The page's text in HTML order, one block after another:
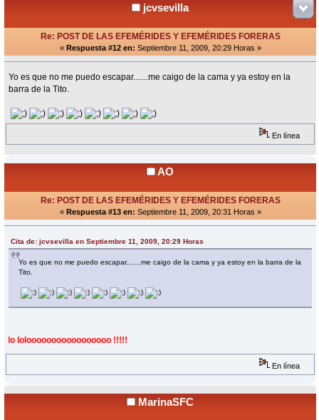
jcvsevilla
Re: POST DE LAS EFEMÉRIDES Y EFEMÉRIDES FORERAS
« Respuesta #12 en: Septiembre 11, 2009, 20:29 Horas »
Yo es que no me puedo escapar.......me caigo de la cama y ya estoy en la
barra de la Tito.
En línea
AO
Re: POST DE LAS EFEMÉRIDES Y EFEMÉRIDES FORERAS
« Respuesta #13 en: Septiembre 11, 2009, 20:31 Horas »
Cita de: jcvsevilla en Septiembre 11, 2009, 20:29 Horas
Yo es que no me puedo escapar.......me caigo de la cama y ya estoy en la barra de la
Tito.
!!!!!
En línea
MarinaSFC